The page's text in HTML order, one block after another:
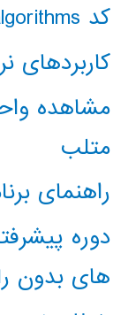
کد classical AI search algorithms
کاربردهای
مشاهده
متلب
راهنمای
دوره
های بدون